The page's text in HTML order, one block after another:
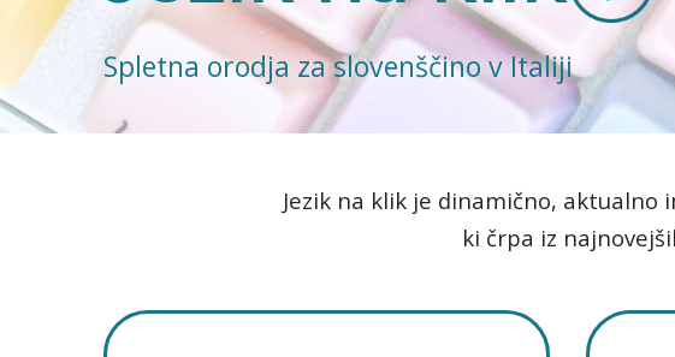
Spletna orodja za slovenščino v Italiji
Jezik na klik je dinamično,
ki črpa iz